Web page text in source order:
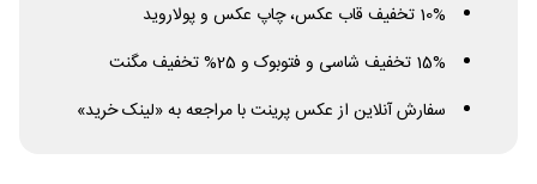
10% تخفیف قاب عکس، چاپ عکس و پولاروید
15% تخفیف شاسی و فتوبوک و 25% تخفیف مگنت
سفارش آنلاین از عکس پرینت با مراجعه به «لینک خرید»